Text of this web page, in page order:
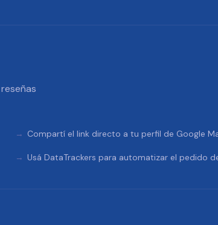
Compartí el link directo a tu perfil de Google
Usá DataTrackers para automatizar el pedido